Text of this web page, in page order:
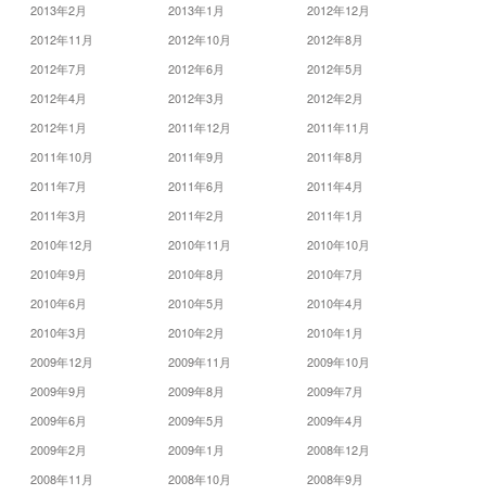
2013年2月
2013年1月
2012年12月
2012年11月
2012年10月
2012年8月
2012年7月
2012年6月
2012年5月
2012年4月
2012年3月
2012年2月
2012年1月
2011年12月
2011年11月
2011年10月
2011年9月
2011年8月
2011年7月
2011年6月
2011年4月
2011年3月
2011年2月
2011年1月
2010年12月
2010年11月
2010年10月
2010年9月
2010年8月
2010年7月
2010年6月
2010年5月
2010年4月
2010年3月
2010年2月
2010年1月
2009年12月
2009年11月
2009年10月
2009年9月
2009年8月
2009年7月
2009年6月
2009年5月
2009年4月
2009年2月
2009年1月
2008年12月
2008年11月
2008年10月 2008年9月